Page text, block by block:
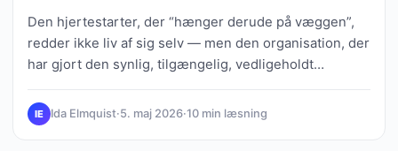
Den hjertestarter, der “hænger derude på væggen”,
redder ikke liv af sig selv — men den organisation, der
har gjort den synlig, tilgængelig, vedligeholdt…
IE Ida Elmquist·5. maj 2026·10 min læsning